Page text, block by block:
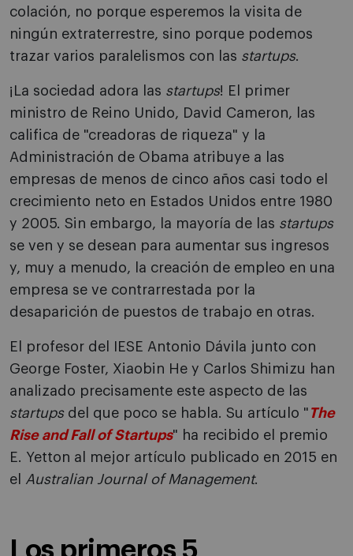
colación, no porque esperemos la visita de
ningún extraterrestre, sino porque podemos
trazar varios paralelismos con las startups.
¡La sociedad adora las startups! El primer
ministro de Reino Unido, David Cameron, las
califica de "creadoras de riqueza" y la
Administración de Obama atribuye a las
empresas de menos de cinco años casi todo el
crecimiento neto en Estados Unidos entre 1980
y 2005. Sin embargo, la mayoría de las startups
se ven y se desean para aumentar sus ingresos
y, muy a menudo, la creación de empleo en una
empresa se ve contrarrestada por la
desaparición de puestos de trabajo en otras.
El profesor del IESE Antonio Dávila junto con
George Foster, Xiaobin He y Carlos Shimizu han
analizado precisamente este aspecto de las
startupsdel que poco se habla. Su artículo " The
Rise and Fall of Startups" ha recibido el premio
E. Yetton al mejor artículo publicado en 2015 en
el Australian Journal of Management.
Los primeros 5